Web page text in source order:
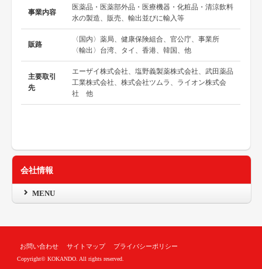
事業内容
医薬品・医薬部外品・医療機器・化粧品・清涼飲料
水の製造、販売、輸出並びに輸入等
販路
〈国内〉薬局、健康保険組合、官公庁、事業所
〈輸出〉台湾、タイ、香港、韓国、他
主要取引
先
エーザイ株式会社、塩野義製薬株式会社、武田薬品
工業株式会社、株式会社ツムラ、ライオン株式会
社 他
会社情報
MENU
お問い合わせ サイトマップ プライバシーポリシー
Copyright© KOKANDO. All rights reserved.